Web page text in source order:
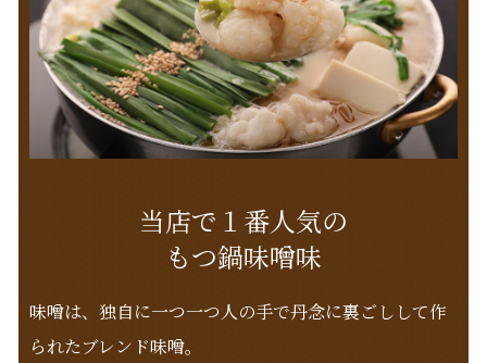
当店で１番人気の
もつ鍋味噌味
味噌は、独自に一つ一つ人の手で丹念に裏ごしして作
られたブレンド味噌。